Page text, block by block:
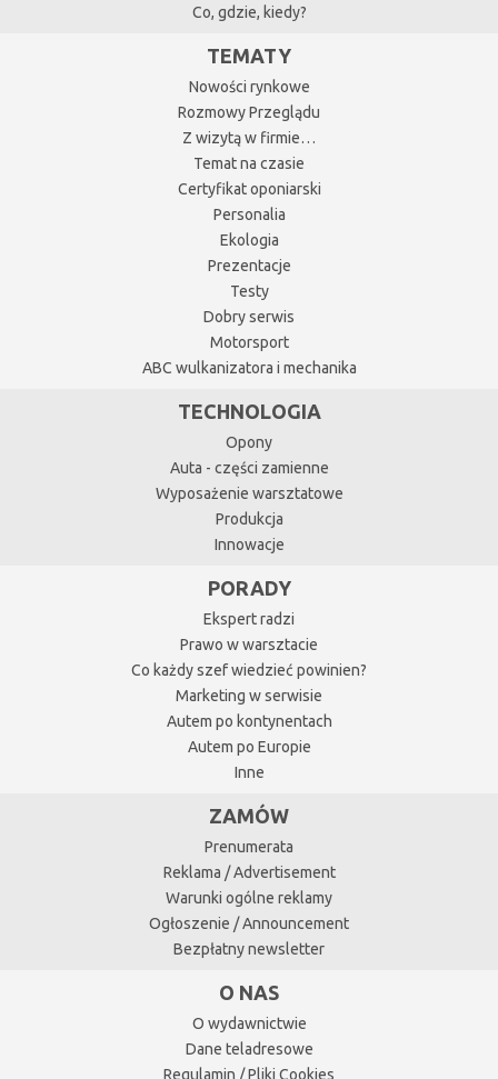
Co, gdzie, kiedy?
TEMATY
Nowości rynkowe
Rozmowy Przeglądu
Z wizytą w firmie…
Temat na czasie
Certyfikat oponiarski
Personalia
Ekologia
Prezentacje
Testy
Dobry serwis
Motorsport
ABC wulkanizatora i mechanika
TECHNOLOGIA
Opony
Auta - części zamienne
Wyposażenie warsztatowe
Produkcja
Innowacje
PORADY
Ekspert radzi
Prawo w warsztacie
Co każdy szef wiedzieć powinien?
Marketing w serwisie
Autem po kontynentach
Autem po Europie
Inne
ZAMÓW
Prenumerata
Reklama / Advertisement
Warunki ogólne reklamy
Ogłoszenie / Announcement
Bezpłatny newsletter
O NAS
O wydawnictwie
Dane teladresowe
Regulamin / Pliki Cookies